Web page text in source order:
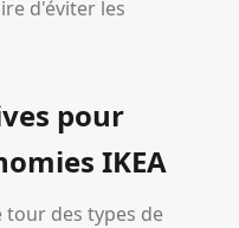
d'éviter les
pour
IKEA
des types de